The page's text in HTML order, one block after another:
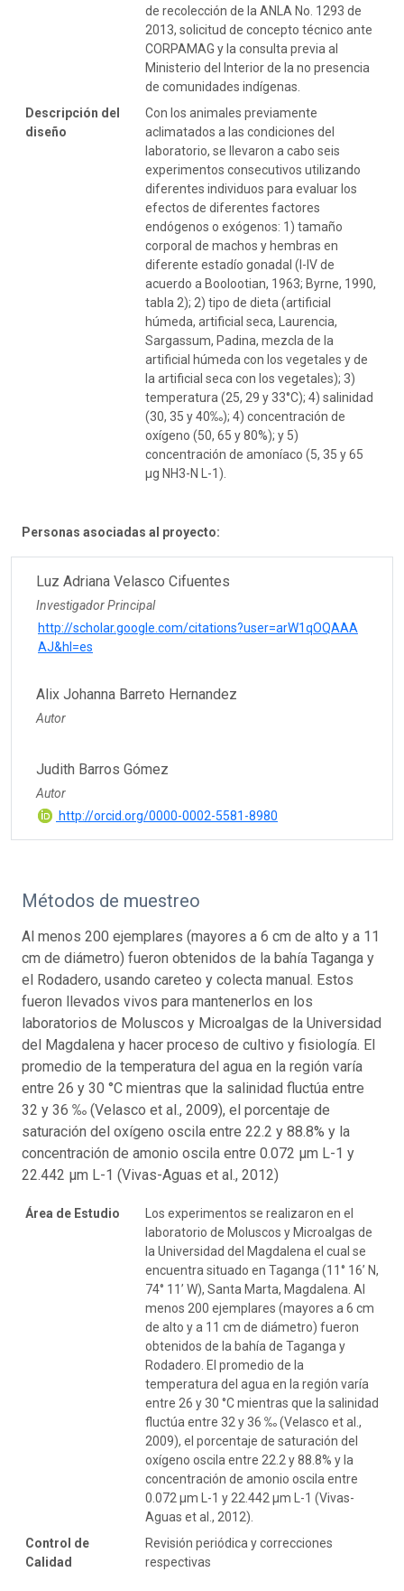
de recolección de la ANLA No. 1293 de
2013, solicitud de concepto técnico ante
CORPAMAG y la consulta previa al
Ministerio del Interior de la no presencia
de comunidades indígenas.
Descripción del
diseño
Con los animales previamente
aclimatados a las condiciones del
laboratorio, se llevaron a cabo seis
experimentos consecutivos utilizando
diferentes individuos para evaluar los
efectos de diferentes factores
endógenos o exógenos: 1) tamaño
corporal de machos y hembras en
diferente estadío gonadal (I-IV de
acuerdo a Boolootian, 1963; Byrne, 1990,
tabla 2); 2) tipo de dieta (artificial
húmeda, artificial seca, Laurencia,
Sargassum, Padina, mezcla de la
artificial húmeda con los vegetales y de
la artificial seca con los vegetales); 3)
temperatura (25, 29 y 33°C); 4) salinidad
(30, 35 y 40‰); 4) concentración de
oxígeno (50, 65 y 80%); y 5)
concentración de amoníaco (5, 35 y 65
µg NH3-N L-1).
Personas asociadas al proyecto:
Luz Adriana Velasco Cifuentes
Investigador Principal
http://scholar.google.com/citations?user=arW1qOQAAA
AJ&hl=es
Alix Johanna Barreto Hernandez
Autor
Judith Barros Gómez
Autor
http://orcid.org/0000-0002-5581-8980
Métodos de muestreo
Al menos 200 ejemplares (mayores a 6 cm de alto y a 11
cm de diámetro) fueron obtenidos de la bahía Taganga y
el Rodadero, usando careteo y colecta manual. Estos
fueron llevados vivos para mantenerlos en los
laboratorios de Moluscos y Microalgas de la Universidad
del Magdalena y hacer proceso de cultivo y fisiología. El
promedio de la temperatura del agua en la región varía
entre 26 y 30 °C mientras que la salinidad fluctúa entre
32 y 36 ‰ (Velasco et al., 2009), el porcentaje de
saturación del oxígeno oscila entre 22.2 y 88.8% y la
concentración de amonio oscila entre 0.072 µm L-1 y
22.442 µm L-1 (Vivas-Aguas et al., 2012)
Área de Estudio
Los experimentos se realizaron en el
laboratorio de Moluscos y Microalgas de
la Universidad del Magdalena el cual se
encuentra situado en Taganga (11° 16’ N,
74° 11’ W), Santa Marta, Magdalena. Al
menos 200 ejemplares (mayores a 6 cm
de alto y a 11 cm de diámetro) fueron
obtenidos de la bahía de Taganga y
Rodadero. El promedio de la
temperatura del agua en la región varía
entre 26 y 30 °C mientras que la salinidad
fluctúa entre 32 y 36 ‰ (Velasco et al.,
2009), el porcentaje de saturación del
oxígeno oscila entre 22.2 y 88.8% y la
concentración de amonio oscila entre
0.072 µm L-1 y 22.442 µm L-1 (Vivas-
Aguas et al., 2012).
Control de
Calidad
Revisión periódica y correcciones
respectivas